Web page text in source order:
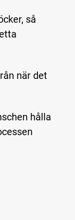
så
när det
hålla